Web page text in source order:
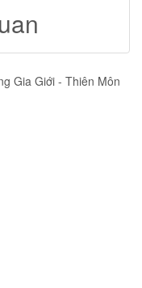
Gia Giới - Thiên Môn